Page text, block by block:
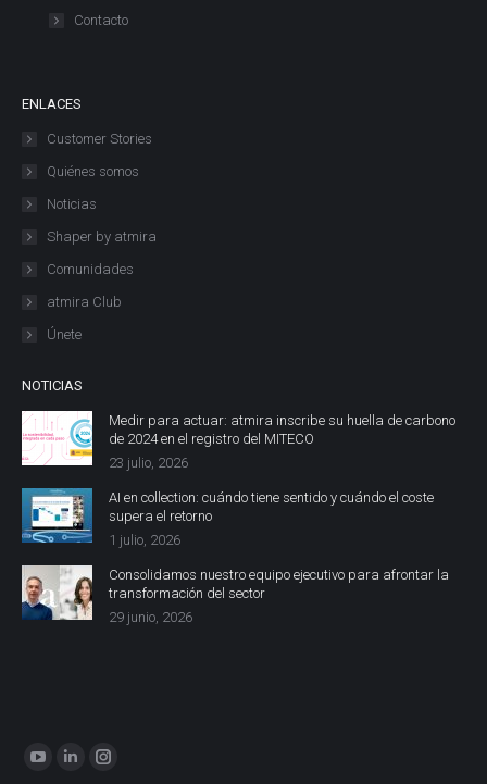
Contacto
ENLACES
Customer Stories
Quiénes somos
Noticias
Shaper by atmira
Comunidades
atmira Club
Únete
NOTICIAS
Medir para actuar: atmira inscribe su huella de carbono
de 2024 en el registro del MITECO
23 julio, 2026
AI en collection: cuándo tiene sentido y cuándo el coste
supera el retorno
1 julio, 2026
Consolidamos nuestro equipo ejecutivo para afrontar la
transformación del sector
29 junio, 2026
Encuéntranos en:
LinkedinInstagram